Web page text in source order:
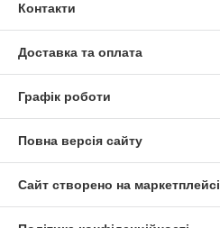
Контакти
Доставка та оплата
Графік роботи
Повна версія сайту
Сайт створено на маркетплейсі